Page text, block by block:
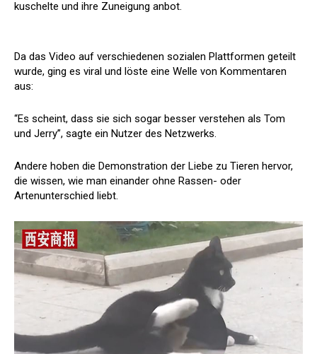
kuschelte und ihre Zuneigung anbot.
Da das Video auf verschiedenen sozialen Plattformen geteilt
wurde, ging es viral und löste eine Welle von Kommentaren
aus:
“Es scheint, dass sie sich sogar besser verstehen als Tom
und Jerry”, sagte ein Nutzer des Netzwerks.
Andere hoben die Demonstration der Liebe zu Tieren hervor,
die wissen, wie man einander ohne Rassen- oder
Artenunterschied liebt.